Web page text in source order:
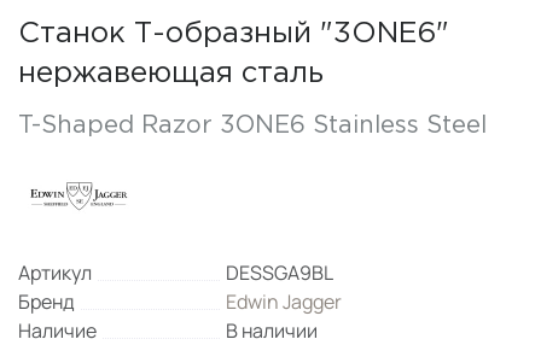
Станок Т-образный "3ONE6"
нержавеющая сталь
T-Shaped Razor 3ONE6 Stainless Steel
Артикул
DESSGA9BL
Бренд
Edwin Jagger
Наличие
В наличии